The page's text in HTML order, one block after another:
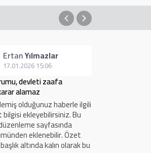
ErtanYılmazlar
17.01.2026 15:06
devleti zaafa
alamaz
olduğunuz haberle ilgili
bilgisi ekleyebilirsiniz. Bu
sayfasında
eklenebilir. Özet
altında kalın olarak bu